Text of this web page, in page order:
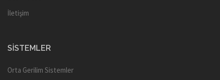
İletişim
SISTEMLER
Orta Gerilim Sistemler